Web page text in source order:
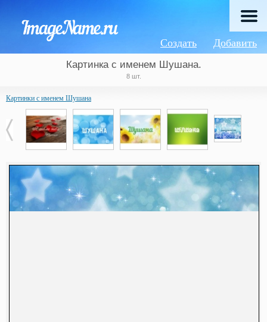
Добавить
Создать
Картинка с именем Шушана.
8 шт.
Картинки с именем Шушана